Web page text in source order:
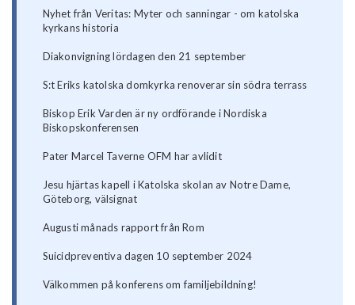
Nyhet från Veritas: Myter och sanningar - om katolska
kyrkans historia
Diakonvigning lördagen den 21 september
S:t Eriks katolska domkyrka renoverar sin södra terrass
Biskop Erik Varden är ny ordförande i Nordiska
Biskopskonferensen
Pater Marcel Taverne OFM har avlidit
Jesu hjärtas kapell i Katolska skolan av Notre Dame,
Göteborg, välsignat
Augusti månads rapport från Rom
Suicidpreventiva dagen 10 september 2024
Välkommen på konferens om familjebildning!